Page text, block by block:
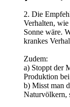
2. Die
Verhalten,
Sonne wäre.
krankes
Zudem:
a) Stoppt der
Produktion
b) Misst man
Naturvölkern,